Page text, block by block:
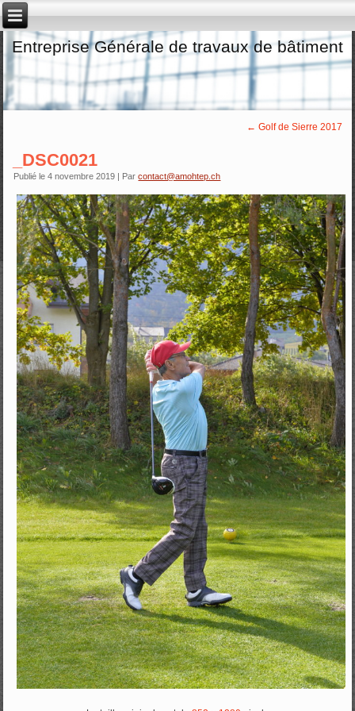
Entreprise Générale de travaux de bâtiment
← Golf de Sierre 2017
_DSC0021
Publié le 4 novembre 2019 | Par contact@amohtep.ch